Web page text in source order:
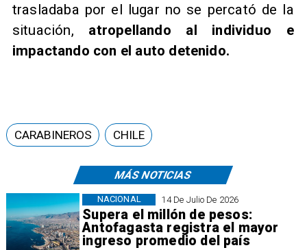
trasladaba por el lugar no se percató de la
situación, atropellando al individuo e
impactando con el auto detenido.
MÁS NOTICIAS
14 De Julio De 2026
Supera el millón de pesos:
Antofagasta registra el mayor
ingreso promedio del país
NACIONAL
CARABINEROS CHILE